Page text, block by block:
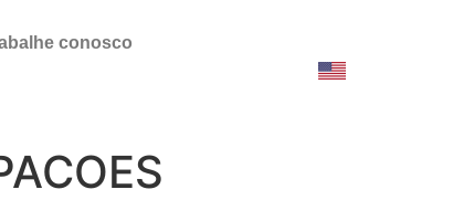
conosco